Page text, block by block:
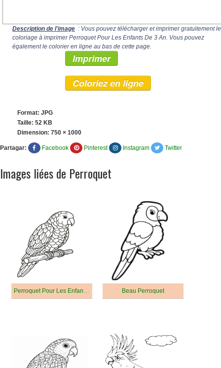
Description de l'image : Vous pouvez télécharger et imprimer gratuitement le
coloriage à imprimer Perroquet Pour Les Enfants De 3 An. Vous pouvez
également le colorier en ligne au bas de cette page.
Imprimer
Coloriez en ligne
Format: JPG
Taille: 52 KB
Dimension: 750 × 1000
Partagar: Facebook Pinterest Instagram Twitter
Images liées de Perroquet
Perroquet Pour Les Enfants De 3 An Beau Perroquet